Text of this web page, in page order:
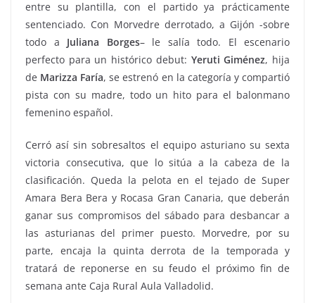
entre su plantilla, con el partido ya prácticamente
sentenciado. Con Morvedre derrotado, a Gijón -sobre
todo a Juliana Borges– le salía todo. El escenario
perfecto para un histórico debut: Yeruti Giménez, hija
de Marizza Faría, se estrenó en la categoría y compartió
pista con su madre, todo un hito para el balonmano
femenino español.
Cerró así sin sobresaltos el equipo asturiano su sexta
victoria consecutiva, que lo sitúa a la cabeza de la
clasificación. Queda la pelota en el tejado de Super
Amara Bera Bera y Rocasa Gran Canaria, que deberán
ganar sus compromisos del sábado para desbancar a
las asturianas del primer puesto. Morvedre, por su
parte, encaja la quinta derrota de la temporada y
tratará de reponerse en su feudo el próximo fin de
semana ante Caja Rural Aula Valladolid.